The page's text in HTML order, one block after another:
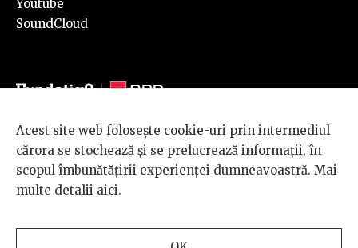
Youtube
SoundCloud
© 2026 BRD Groupe Société Générale, toate drepturile rezervate.
Scena 9 este un proiect sustinut de
BRD GROUPE SOCIÉTÉ
GÉNÉRALE
Acest site web folosește cookie-uri prin intermediul
cărora se stochează și se prelucrează informații, în
scopul îmbunătățirii experienței dumneavoastră. Mai
multe detalii aici.